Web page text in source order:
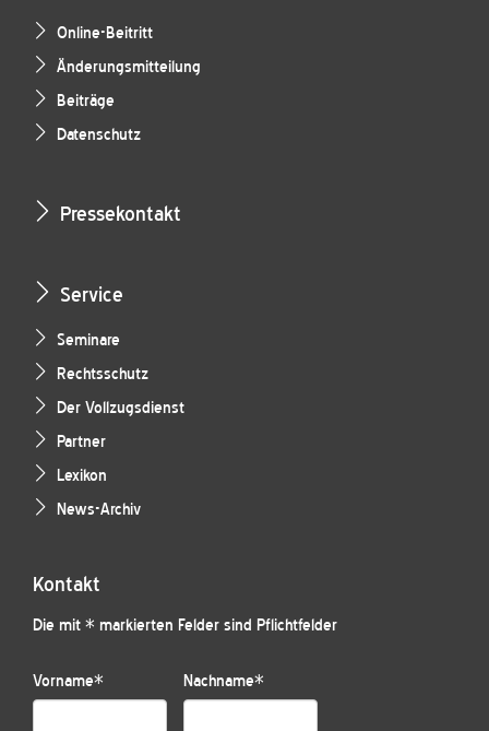
Online-Beitritt
Änderungsmitteilung
Beiträge
Datenschutz
Pressekontakt
Service
Seminare
Rechtsschutz
Der Vollzugsdienst
Partner
Lexikon
News-Archiv
Kontakt
Die mit * markierten Felder sind Pflichtfelder
Vorname* Nachname*